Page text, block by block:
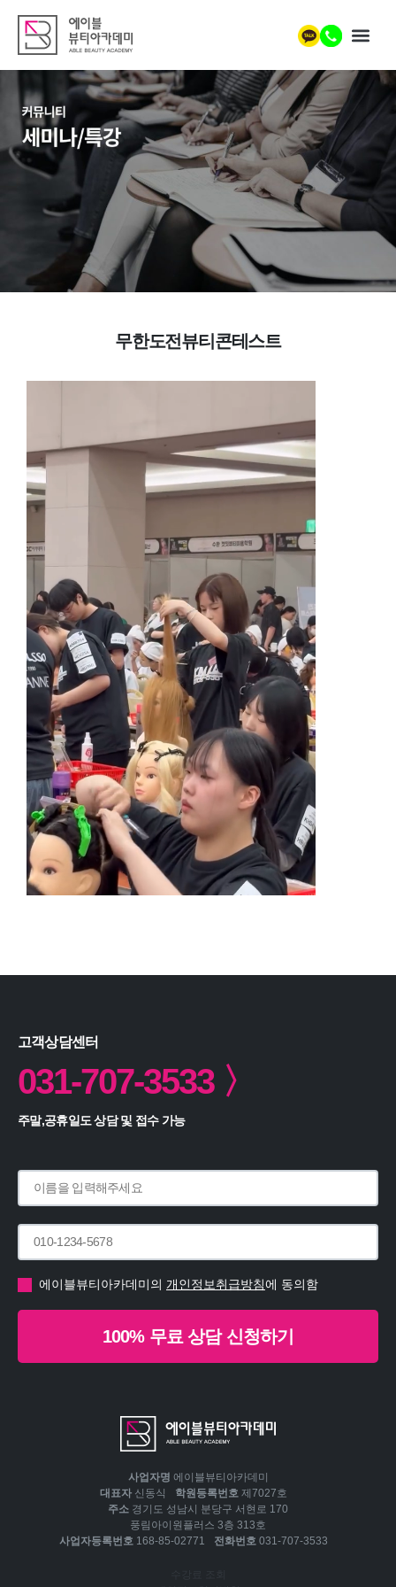
무한도전뷰티콘테스트
고객상담센터
031-707-3533 〉
주말,공휴일도 상담 및 접수 가능
에이블뷰티아카데미의 개인정보취급방침에 동의함
100% 무료 상담 신청하기
사업자명 에이블뷰티아카데미
대표자 신동식 학원등록번호 제7027호
주소 경기도 성남시 분당구 서현로 170
풍림아이원플러스 3층 313호
사업자등록번호 168-85-02771 전화번호 031-707-3533